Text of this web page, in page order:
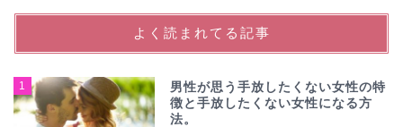
よく読まれてる記事
1
男性が思う手放したくない女性の特
徴と手放したくない女性になる方
法。